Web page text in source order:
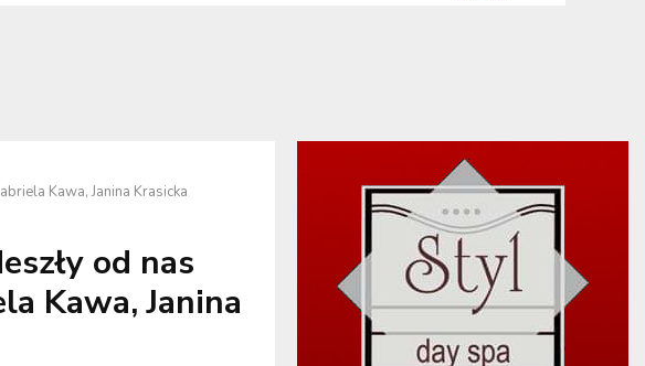
Kawa, Janina Krasicka
od nas
Kawa, Janina